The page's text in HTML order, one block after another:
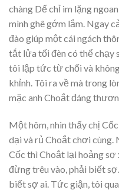
chàng Dế chỉ im lặng
mình ghê gớm lắm. Ngay
đào giúp một cái ngách
tắt lửa tối đèn có thể chạy
tôi lập tức từ chối và
khỉnh. Tôi ra về mà trong
mặc anh Choắt đáng
Một hôm, nhìn thấy chị
dại và rủ Choắt chơi cùng.
Cốc thì Choắt lại hoảng sợ
đừng trêu vào, phải biết
biết sợ ai. Tức giận, tôi